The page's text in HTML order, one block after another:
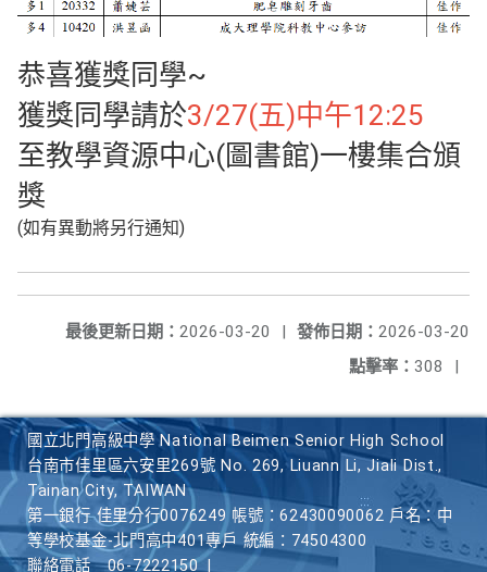
恭喜獲獎同學~
獲獎同學請於3/27(五)中午12:25
至教學資源中心(圖書館)一樓集合頒
獎
(如有異動將另行通知)
發佈日期： 2026-03-20
最後更新日期： 2026-03-20
|
點擊率： 308 |
國立北門高級中學 National Beimen Senior High School
台南市佳里區六安里269號 No. 269, Liuann Li, Jiali Dist.,
Tainan City, TAIWAN
第一銀行 佳里分行0076249 帳號：62430090062 戶名：中
等學校基金-北門高中401專戶 統編：74504300
聯絡電話
06-7222150